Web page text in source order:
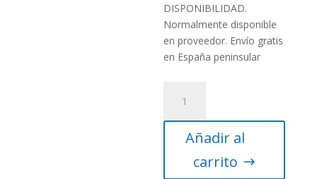
DISPONIBILIDAD.
Normalmente disponible
en proveedor. Envío gratis
en España peninsular
Armilar
Tycho
(grande)
Añadir al
carrito